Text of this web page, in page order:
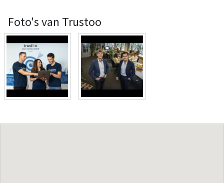
Foto's van Trustoo